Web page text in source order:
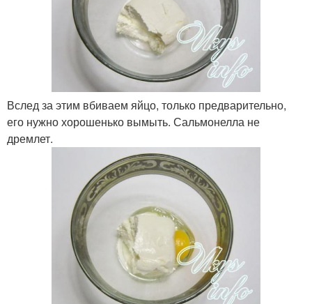
Вслед за этим вбиваем яйцо, только предварительно,
его нужно хорошенько вымыть. Сальмонелла не
дремлет.